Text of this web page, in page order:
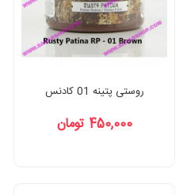
روستی پتینه 01 کادنس
450,000 تومان